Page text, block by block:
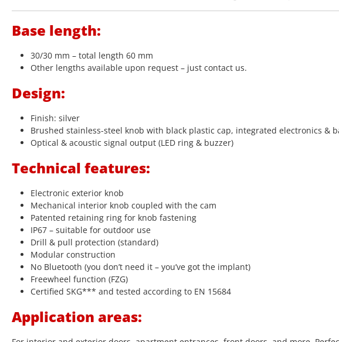
Base length:
30/30 mm – total length 60 mm
Other lengths available upon request – just contact us.
Design:
Finish: silver
Brushed stainless-steel knob with black plastic cap, integrated electronics &
Optical & acoustic signal output (LED ring & buzzer)
Technical features:
Electronic exterior knob
Mechanical interior knob coupled with the cam
Patented retaining ring for knob fastening
IP67 – suitable for outdoor use
Drill & pull protection (standard)
Modular construction
No Bluetooth (you don’t need it – you’ve got the implant)
Freewheel function (FZG)
Certified SKG*** and tested according to EN 15684
Application areas: